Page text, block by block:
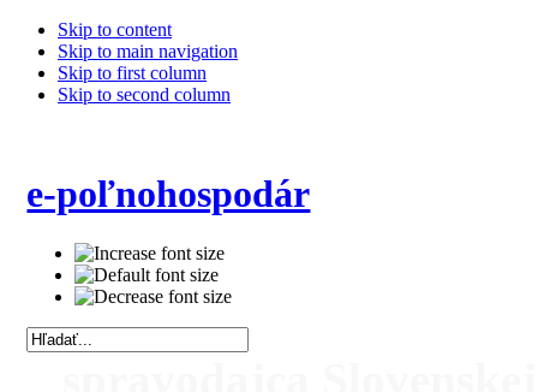
Skip to content
Skip to main navigation
Skip to first column
Skip to second column
e-poľnohospodár